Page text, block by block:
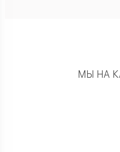
МЫ НА